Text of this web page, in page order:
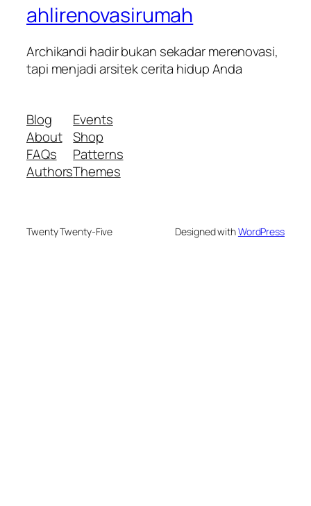
ahlirenovasirumah
Archikandi hadir bukan sekadar merenovasi,
tapi menjadi arsitek cerita hidup Anda
Blog
About
FAQs
Authors
Events
Shop
Patterns
Themes
Twenty Twenty-Five Designed withWordPress